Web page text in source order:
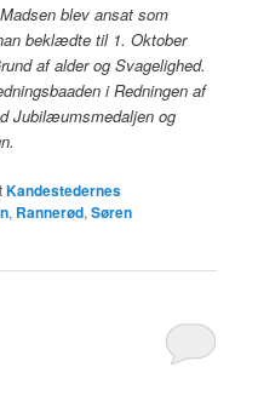
blev ansat som
beklædte til 1. Oktober
af alder og Svagelighed.
i Redningen af
Jubilæumsmedaljen og
Kandestedernes
, Rannerød,Søren